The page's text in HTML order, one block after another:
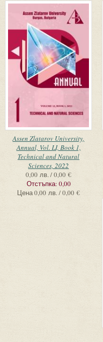
Assen Zlatarov University,
Annual, Vol. LI, Book 1,
Technical and Natural
Sciences, 2022
0,00 лв. / 0,00 €
Отстъпка: 0,00
Цена0,00 лв. / 0,00 €